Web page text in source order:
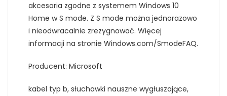
akcesoria zgodne z systemem Windows 10
Home w S mode. Z S mode można jednorazowo
i nieodwracalnie zrezygnować. Więcej
informacji na stronie Windows.com/SmodeFAQ.
Producent: Microsoft
kabel typ b, słuchawki nauszne wygłuszające,